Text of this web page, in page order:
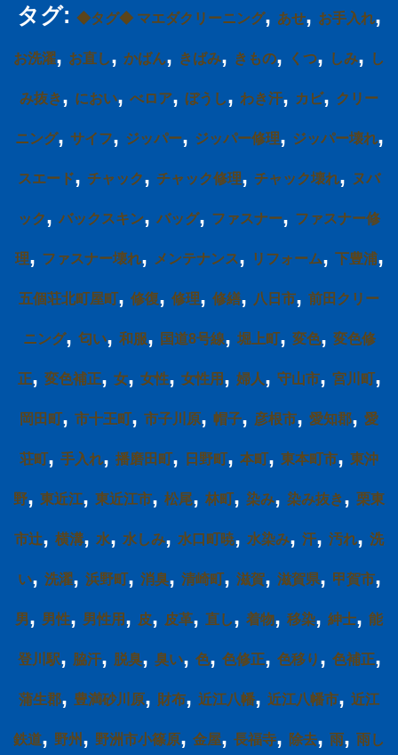
タグ: ◆タグ◆ マエダクリーニング, あせ, お手入れ,
お洗濯, お直し, かばん, きばみ, きもの, くつ, しみ, し
み抜き, におい, べロア, ぼうし, わき汗, カビ, クリー
ニング, サイフ, ジッパー, ジッパー修理, ジッパー壊れ,
スエード, チャック, チャック修理, チャック壊れ, ヌバ
ック, バックスキン, バッグ, ファスナー, ファスナー修
理, ファスナー壊れ, メンテナンス, リフォーム, 下豊浦,
五個荘北町屋町, 修復, 修理, 修繕, 八日市, 前田クリー
ニング, 匂い, 和服, 国道8号線, 堀上町, 変色, 変色修
正, 変色補正, 女, 女性, 女性用 , 婦人, 守山市, 宮川町,
岡田町, 市十王町, 市子川原, 帽子, 彦根市, 愛知郡, 愛
荘町, 手入れ, 播磨田町, 日野町, 本町, 東本町市, 東沖
野, 東近江, 東近江市, 松尾, 林町, 染み, 染み抜き, 栗東
市辻, 横溝, 水, 水しみ, 水口町暁, 水染み, 汗, 汚れ, 洗
い, 洗濯, 浜野町, 消臭, 清崎町, 滋賀, 滋賀県, 甲賀市,
男, 男性, 男性用 , 皮, 皮革, 直し, 着物, 移染, 紳士, 能
登川駅, 脇汗, 脱臭, 臭い, 色, 色修正, 色移り , 色補正,
蒲生郡, 豊満砂川原, 財布, 近江八幡, 近江八幡市, 近江
鉄道, 野州 , 野洲市小篠原, 金屋, 長福寺, 除去, 雨, 雨し